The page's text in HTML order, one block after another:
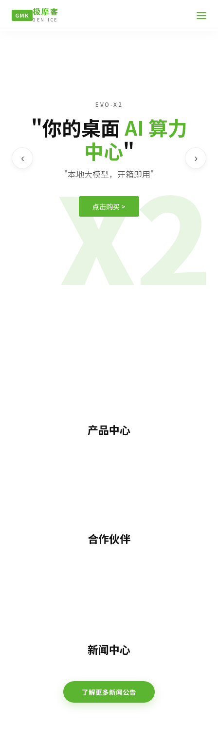
GMK 极摩客
GENIICE
X2
EVO-X2
"你的桌面AI 算力
中心"
"本地大模型，开箱即用"
点击购买 >
‹ ›
产品中心
合作伙伴
新闻中心
了解更多新闻公告